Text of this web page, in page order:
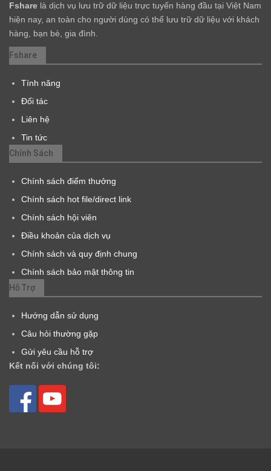
Fshare là dịch vụ lưu trữ dữ liệu trực tuyến hàng đầu tại Việt Nam
hiện nay, an toàn cho người dùng có thể lưu trữ dữ liệu với khách
hàng, bạn bè, gia đình.
Fshare
Tính năng
Đối tác
Liên hệ
Tin tức
Chính Sách
Chính sách điểm thưởng
Chính sách hot file/direct link
Chính sách hội viên
Điều khoản của dịch vụ
Chính sách và quy định chung
Chính sách bảo mật thông tin
Hỗ Trợ
Hướng dẫn sử dụng
Câu hỏi thường gặp
Gửi yêu cầu hỗ trợ
Kết nối với chúng tôi: